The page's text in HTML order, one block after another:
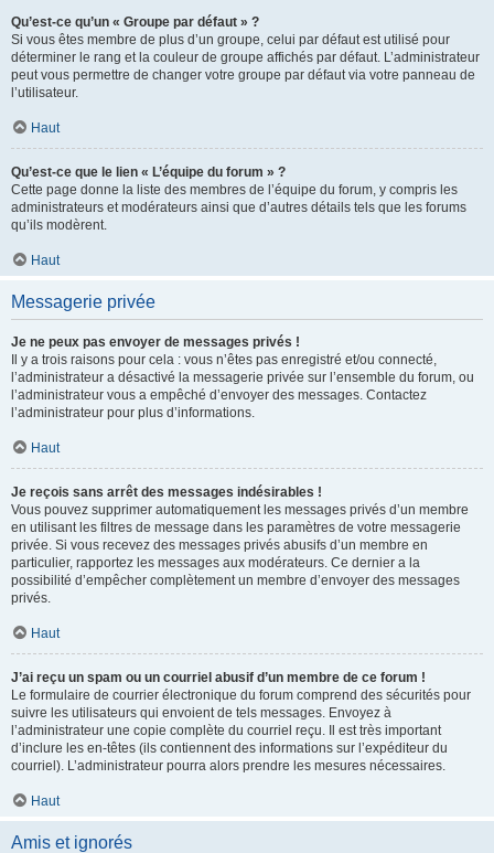
Qu’est-ce qu’un « Groupe par défaut » ?
Si vous êtes membre de plus d’un groupe, celui par défaut est utilisé pour
déterminer le rang et la couleur de groupe affichés par défaut. L’administrateur
peut vous permettre de changer votre groupe par défaut via votre panneau de
l’utilisateur.
Haut
Qu’est-ce que le lien « L’équipe du forum » ?
Cette page donne la liste des membres de l’équipe du forum, y compris les
administrateurs et modérateurs ainsi que d’autres détails tels que les forums
qu’ils modèrent.
Haut
Messagerie privée
Je ne peux pas envoyer de messages privés !
Il y a trois raisons pour cela : vous n’êtes pas enregistré et/ou connecté,
l’administrateur a désactivé la messagerie privée sur l’ensemble du forum, ou
l’administrateur vous a empêché d’envoyer des messages. Contactez
l’administrateur pour plus d’informations.
Haut
Je reçois sans arrêt des messages indésirables !
Vous pouvez supprimer automatiquement les messages privés d’un membre
en utilisant les filtres de message dans les paramètres de votre messagerie
privée. Si vous recevez des messages privés abusifs d’un membre en
particulier, rapportez les messages aux modérateurs. Ce dernier a la
possibilité d’empêcher complètement un membre d’envoyer des messages
privés.
Haut
J’ai reçu un spam ou un courriel abusif d’un membre de ce forum !
Le formulaire de courrier électronique du forum comprend des sécurités pour
suivre les utilisateurs qui envoient de tels messages. Envoyez à
l’administrateur une copie complète du courriel reçu. Il est très important
d’inclure les en-têtes (ils contiennent des informations sur l’expéditeur du
courriel). L’administrateur pourra alors prendre les mesures nécessaires.
Haut
Amis et ignorés